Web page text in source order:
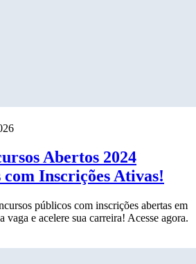
Abertos 2024
Inscrições Ativas!
públicos com inscrições abertas em
vaga e acelere sua carreira! Acesse agora.